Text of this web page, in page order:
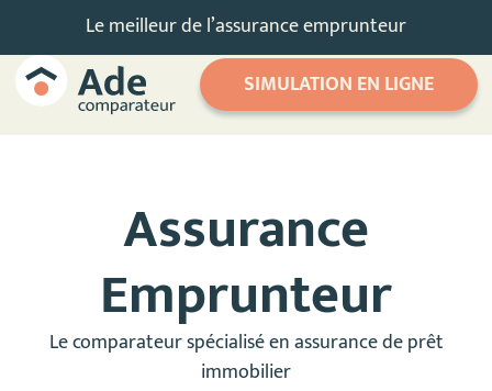
Le meilleur de l’assurance emprunteur
SIMULATION EN LIGNE
Assurance
Emprunteur
Le comparateur spécialisé en assurance de prêt
immobilier